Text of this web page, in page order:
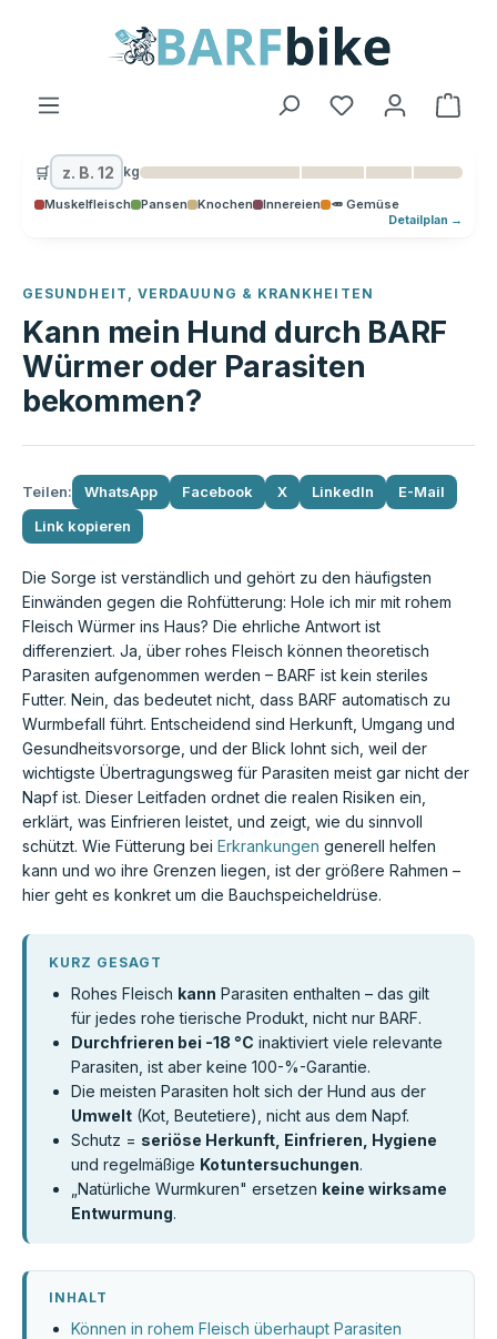
🛒 kg
Muskelfleisch Pansen Knochen Innereien 🥕 Gemüse
Detailplan →
GESUNDHEIT, VERDAUUNG & KRANKHEITEN
Kann mein Hund durch BARF
Würmer oder Parasiten
bekommen?
Teilen: WhatsApp Facebook X LinkedIn
E-Mail
Link kopieren
Die Sorge ist verständlich und gehört zu den häufigsten
Einwänden gegen die Rohfütterung: Hole ich mir mit rohem
Fleisch Würmer ins Haus? Die ehrliche Antwort ist
differenziert. Ja, über rohes Fleisch können theoretisch
Parasiten aufgenommen werden – BARF ist kein steriles
Futter. Nein, das bedeutet nicht, dass BARF automatisch zu
Wurmbefall führt. Entscheidend sind Herkunft, Umgang und
Gesundheitsvorsorge, und der Blick lohnt sich, weil der
wichtigste Übertragungsweg für Parasiten meist gar nicht der
Napf ist. Dieser Leitfaden ordnet die realen Risiken ein,
erklärt, was Einfrieren leistet, und zeigt, wie du sinnvoll
schützt. Wie Fütterung bei Erkrankungen generell helfen
kann und wo ihre Grenzen liegen, ist der größere Rahmen –
hier geht es konkret um die Bauchspeicheldrüse.
KURZ GESAGT
Rohes Fleisch kann Parasiten enthalten – das gilt
für jedes rohe tierische Produkt, nicht nur BARF.
Durchfrieren bei -18 °C inaktiviert viele relevante
Parasiten, ist aber keine 100-%-Garantie.
Die meisten Parasiten holt sich der Hund aus der
Umwelt (Kot, Beutetiere), nicht aus dem Napf.
Schutz = seriöse Herkunft, Einfrieren, Hygiene
und regelmäßige Kotuntersuchungen.
„Natürliche Wurmkuren" ersetzen keine wirksame
Entwurmung.
INHALT
Können in rohem Fleisch überhaupt Parasiten